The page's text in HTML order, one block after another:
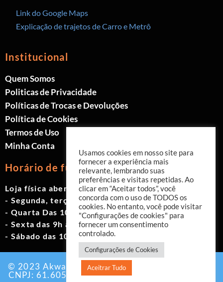
Link do Google Maps
Explicação de trajetos de Carro e Metrô
Institucional
Quem Somos
Politicas de Privacidade
Políticas de Trocas e Devoluções
Política de Cookies
Termos de Uso
Minha Conta
Horário de funcionamento
Loja física aberta de Segunda à Sábado.
- Segunda, terça e quinta das 9h às 19h
- Quarta Das 10h às 18h
- Sexta das 9h às 18h
- Sábado das 10h às 17h
© 2023 Akwavita - Todos os direitos reservados.
CNPJ: 61.605.465/0001-60 Criado por:
Usamos cookies em nosso site para
fornecer a experiência mais
relevante, lembrando suas
preferências e visitas repetidas. Ao
clicar em “Aceitar todos”, você
concorda com o uso de TODOS os
cookies. No entanto, você pode visitar
"Configurações de cookies" para
fornecer um consentimento
controlado.
Configurações de Cookies
Aceitrar Tudo